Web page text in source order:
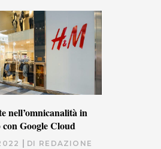
nell’omnicanalità in
Google Cloud
DI REDAZIONE